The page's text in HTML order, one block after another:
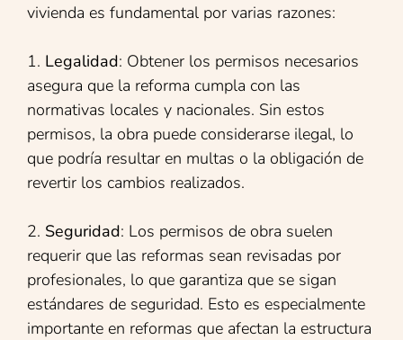
vivienda es fundamental por varias razones:
1. Legalidad: Obtener los permisos necesarios
asegura que la reforma cumpla con las
normativas locales y nacionales. Sin estos
permisos, la obra puede considerarse ilegal, lo
que podría resultar en multas o la obligación de
revertir los cambios realizados.
2. Seguridad: Los permisos de obra suelen
requerir que las reformas sean revisadas por
profesionales, lo que garantiza que se sigan
estándares de seguridad. Esto es especialmente
importante en reformas que afectan la estructura